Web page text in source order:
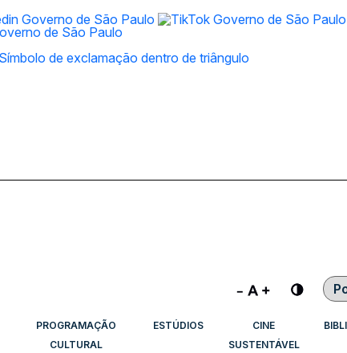
PROGRAMAÇÃO
CULTURAL
ESTÚDIOS
CINE
SUSTENTÁVEL